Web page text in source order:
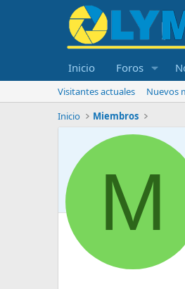
Inicio Foros
Visitantes actuales Nuevos
Inicio
Miembros
M